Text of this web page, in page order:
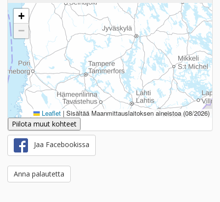
+
−
Leaflet | Sisältää Maanmittauslaitoksen aineistoa (08/2026)
Piilota muut kohteet
Jaa Facebookissa
Anna palautetta